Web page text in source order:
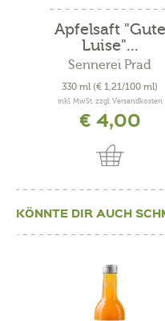
Apfelsaft "Gute
Luise"...
Sennerei Prad
330 ml (€ 1,21/100 ml)
inkl. MwSt. zzgl. Versandkosten
€ 4,00
KÖNNTE DIR AUCH